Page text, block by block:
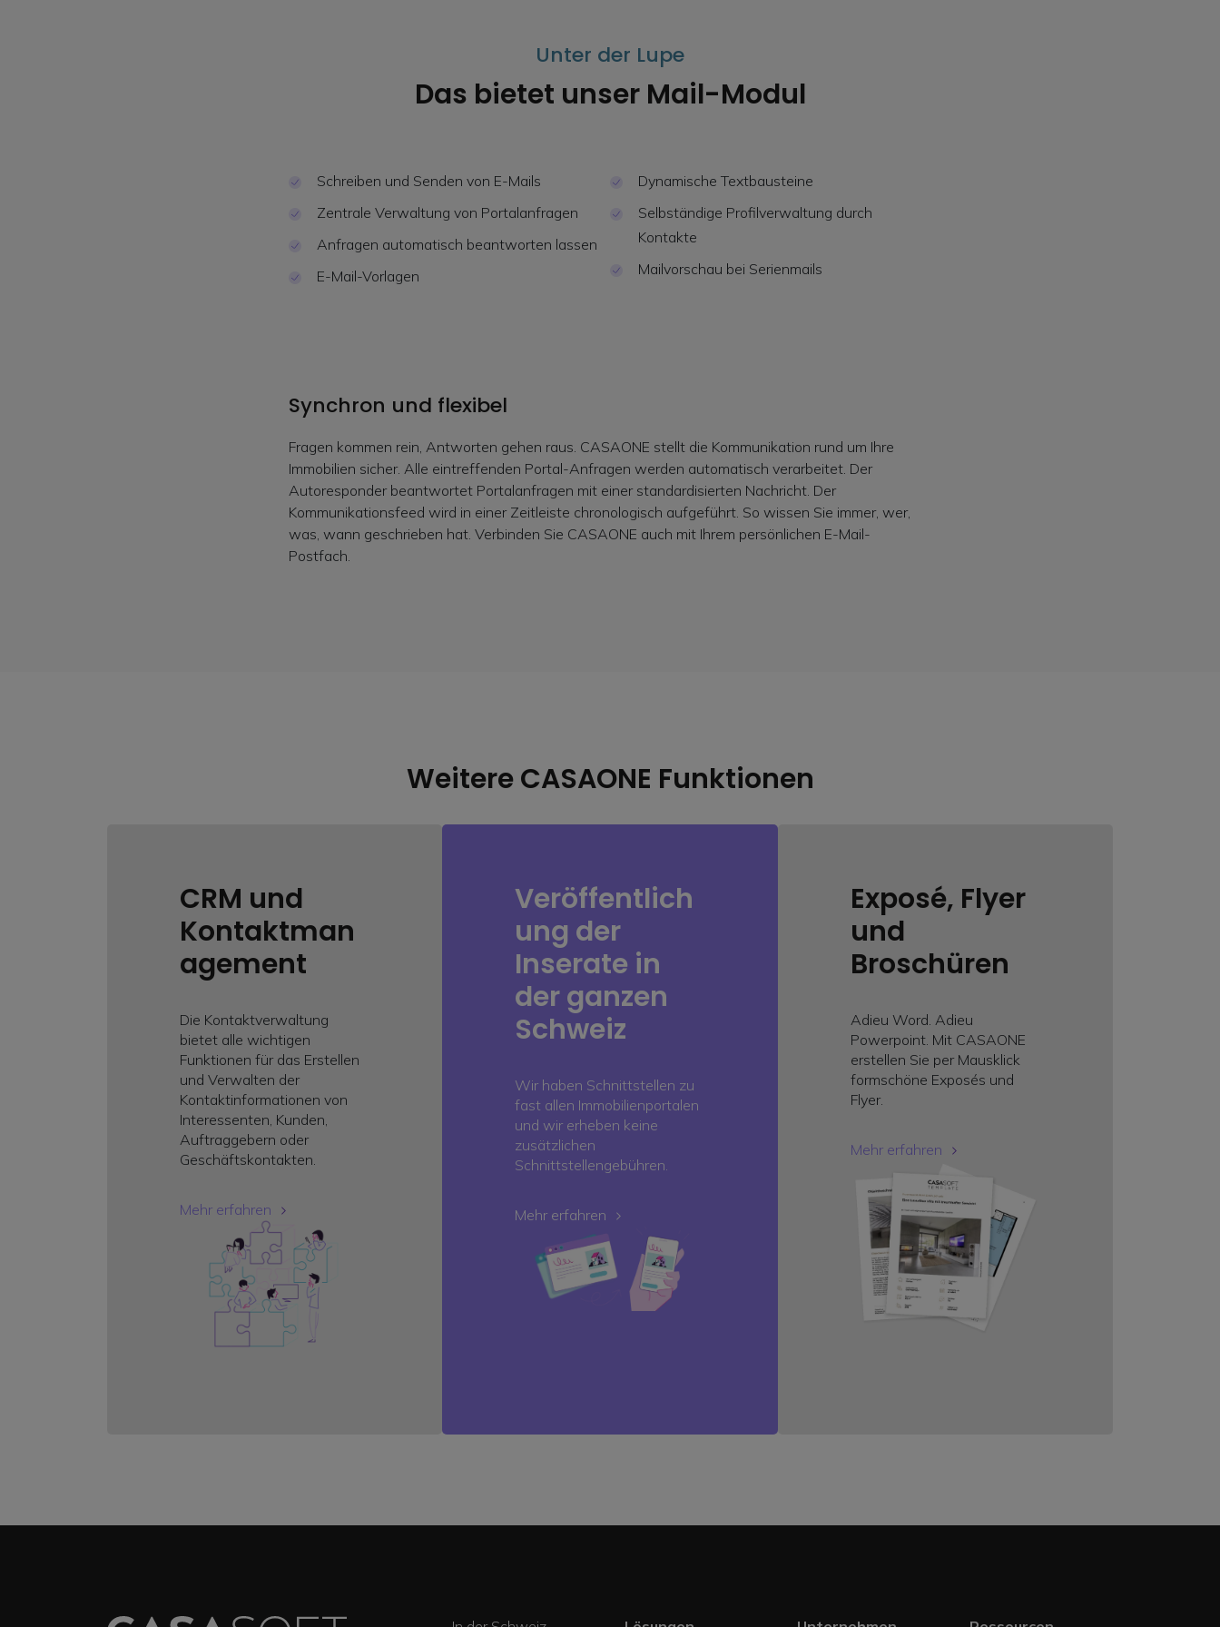
Unter der Lupe
Das bietet unser Mail-Modul
Schreiben und Senden von E-Mails
Zentrale Verwaltung von Portalanfragen
Anfragen automatisch beantworten lassen
E-Mail-Vorlagen
Dynamische Textbausteine
Selbständige Profilverwaltung durch
Kontakte
Mailvorschau bei Serienmails
Synchron und flexibel
Fragen kommen rein, Antworten gehen raus. CASAONE stellt die Kommunikation rund um Ihre
Immobilien sicher. Alle eintreffenden Portal-Anfragen werden automatisch verarbeitet. Der
Autoresponder beantwortet Portalanfragen mit einer standardisierten Nachricht. Der
Kommunikationsfeed wird in einer Zeitleiste chronologisch aufgeführt. So wissen Sie immer, wer,
was, wann geschrieben hat. Verbinden Sie CASAONE auch mit Ihrem persönlichen E-Mail-
Postfach.
Weitere CASAONE Funktionen
CRM und
Kontaktman
agement
Die Kontaktverwaltung
bietet alle wichtigen
Funktionen für das Erstellen
und Verwalten der
Kontaktinformationen von
Interessenten, Kunden,
Auftraggebern oder
Geschäftskontakten.
Mehr erfahren
Veröffentlich
ung der
Inserate in
der ganzen
Schweiz
Wir haben Schnittstellen zu
fast allen Immobilienportalen
und wir erheben keine
zusätzlichen
Schnittstellengebühren.
Mehr erfahren
Exposé, Flyer
und
Broschüren
Adieu Word. Adieu
Powerpoint. Mit CASAONE
erstellen Sie per Mausklick
formschöne Exposés und
Flyer.
Mehr erfahren